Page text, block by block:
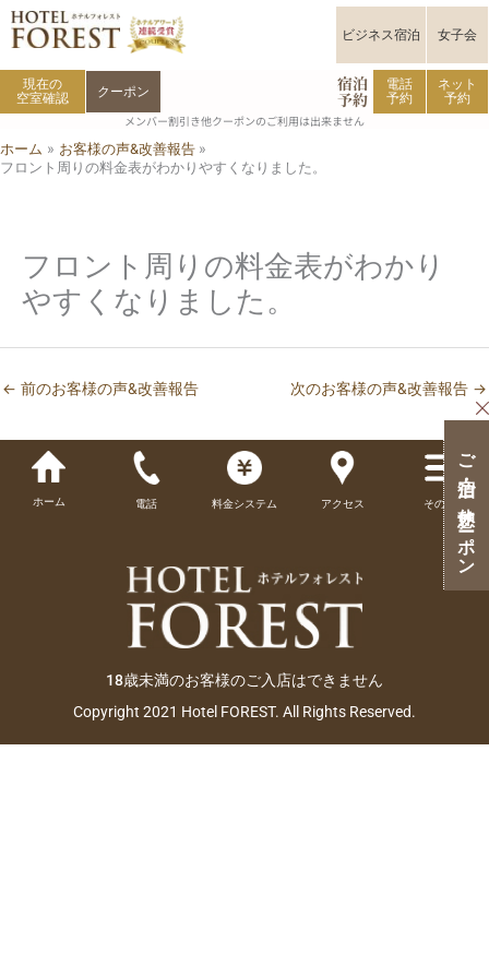
内
容
プ
ビジネス宿泊 女子会
現在の
空室確認
クーポン 宿泊
予約
電話
予約
ネット
予約
メンバー割引き他クーポンのご利用は出来ません
ホーム
お客様の声&改善報告
フロント周りの料金表がわかりやすくなりました。
フロント周りの料金表がわかり
やすくなりました。
← 前のお客様の声&改善報告 次のお客様の声&改善報告 →
ホーム 電話 料金システム アクセス その他
18歳未満のお客様のご入店はできません
Copyright 2021 Hotel FOREST. All Rights Reserved.
ご宿泊・ご休憩クーポン